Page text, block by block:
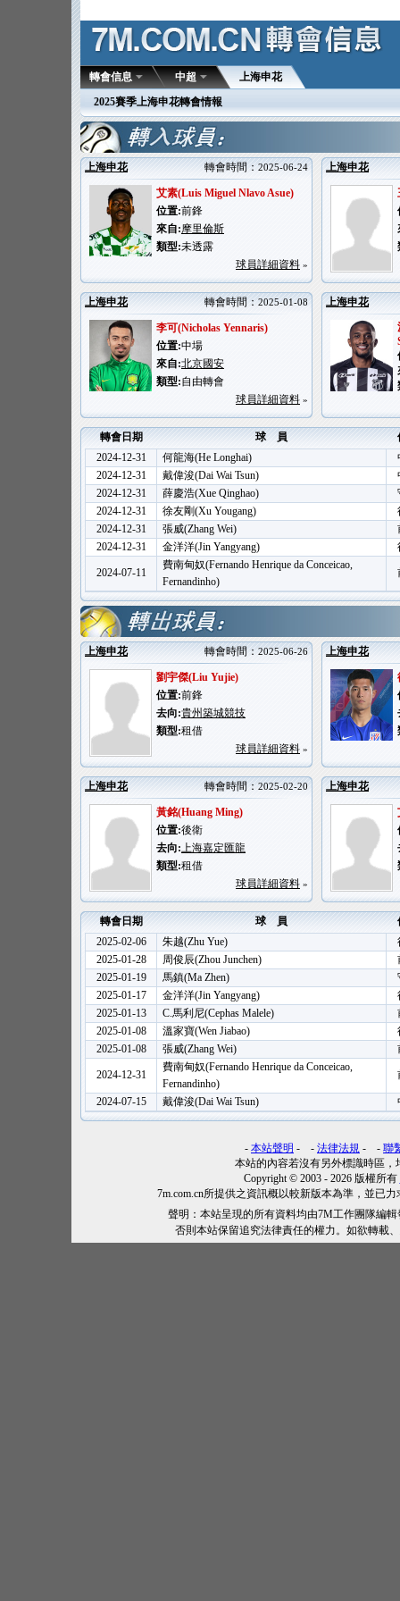
轉會信息 中超
上海申花
2025賽季上海申花轉會情報
上海申花 轉會時間：2025-06-24
艾素(Luis Miguel Nlavo Asue)
位置:前鋒
來自:摩里倫斯
類型:未透露
球員詳細資料 »
上海申花
上海申花 轉會時間：2025-01-08
李可(Nicholas Yennaris)
位置:中場
來自:北京國安
類型:自由轉會
球員詳細資料 »
上海申花
轉會日期 球 員
2024-12-31
何龍海(He Longhai)
2024-12-31
戴偉浚(Dai Wai Tsun)
2024-12-31
薛慶浩(Xue Qinghao)
2024-12-31
徐友剛(Xu Yougang)
2024-12-31
張威(Zhang Wei)
2024-12-31
金洋洋(Jin Yangyang)
2024-07-11
費南甸奴(Fernando Henrique da Conceicao,
Fernandinho)
上海申花 轉會時間：2025-06-26
劉宇傑(Liu Yujie)
位置:前鋒
去向:貴州築城競技
類型:租借
球員詳細資料 »
上海申花
上海申花 轉會時間：2025-02-20
黃銘(Huang Ming)
位置:後衛
去向:上海嘉定匯龍
類型:租借
球員詳細資料 »
上海申花
轉會日期 球 員
2025-02-06
朱越(Zhu Yue)
2025-01-28
周俊辰(Zhou Junchen)
2025-01-19
馬鎮(Ma Zhen)
2025-01-17
金洋洋(Jin Yangyang)
2025-01-13
C.馬利尼(Cephas Malele)
2025-01-08
溫家寶(Wen Jiabao)
2025-01-08
張威(Zhang Wei)
2024-12-31
費南甸奴(Fernando Henrique da Conceicao,
Fernandinho)
2024-07-15 戴偉浚(Dai Wai Tsun)
- 本站聲明 - - 法律法規 - - 聯
本站的內容若沒有另外標識時區，
Copyright © 2003 - 2026 版權所有
7m.com.cn所提供之資訊概以較新版本為準，並已
聲明：本站呈現的所有資料均由7M工作團隊編
否則本站保留追究法律責任的權力。如欲轉載